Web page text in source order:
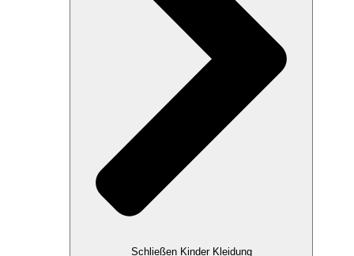
Schließen Kinder Kleidung